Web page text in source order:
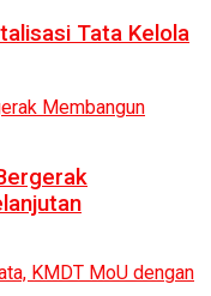
Tata Kelola